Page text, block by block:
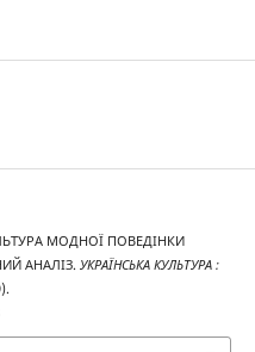
МОДНОЇ ПОВЕДІНКИ
АНАЛІЗ. УКРАЇНСЬКА КУЛЬТУРА :